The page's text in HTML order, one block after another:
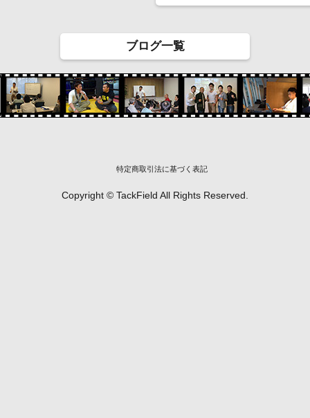
ブログ一覧
特定商取引法に基づく表記
Copyright © TackField All Rights Reserved.